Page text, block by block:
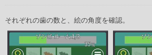
それぞれの歯の数と、絵の角度を確認。